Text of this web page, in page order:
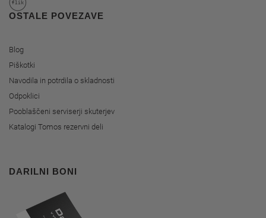
OSTALE POVEZAVE
Blog
Piškotki
Navodila in potrdila o skladnosti
Odpoklici
Pooblaščeni serviserji skuterjev
Katalogi Tomos rezervni deli
DARILNI BONI